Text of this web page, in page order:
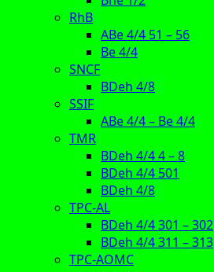
RhB
ABe 4/4 51 – 56
Be 4/4
SNCF
BDeh 4/8
SSIF
ABe 4/4 – Be 4/4
TMR
BDeh 4/4 4 – 8
BDeh 4/4 501
BDeh 4/8
TPC-AL
BDeh 4/4 301 – 302
BDeh 4/4 311 – 313
TPC-AOMC